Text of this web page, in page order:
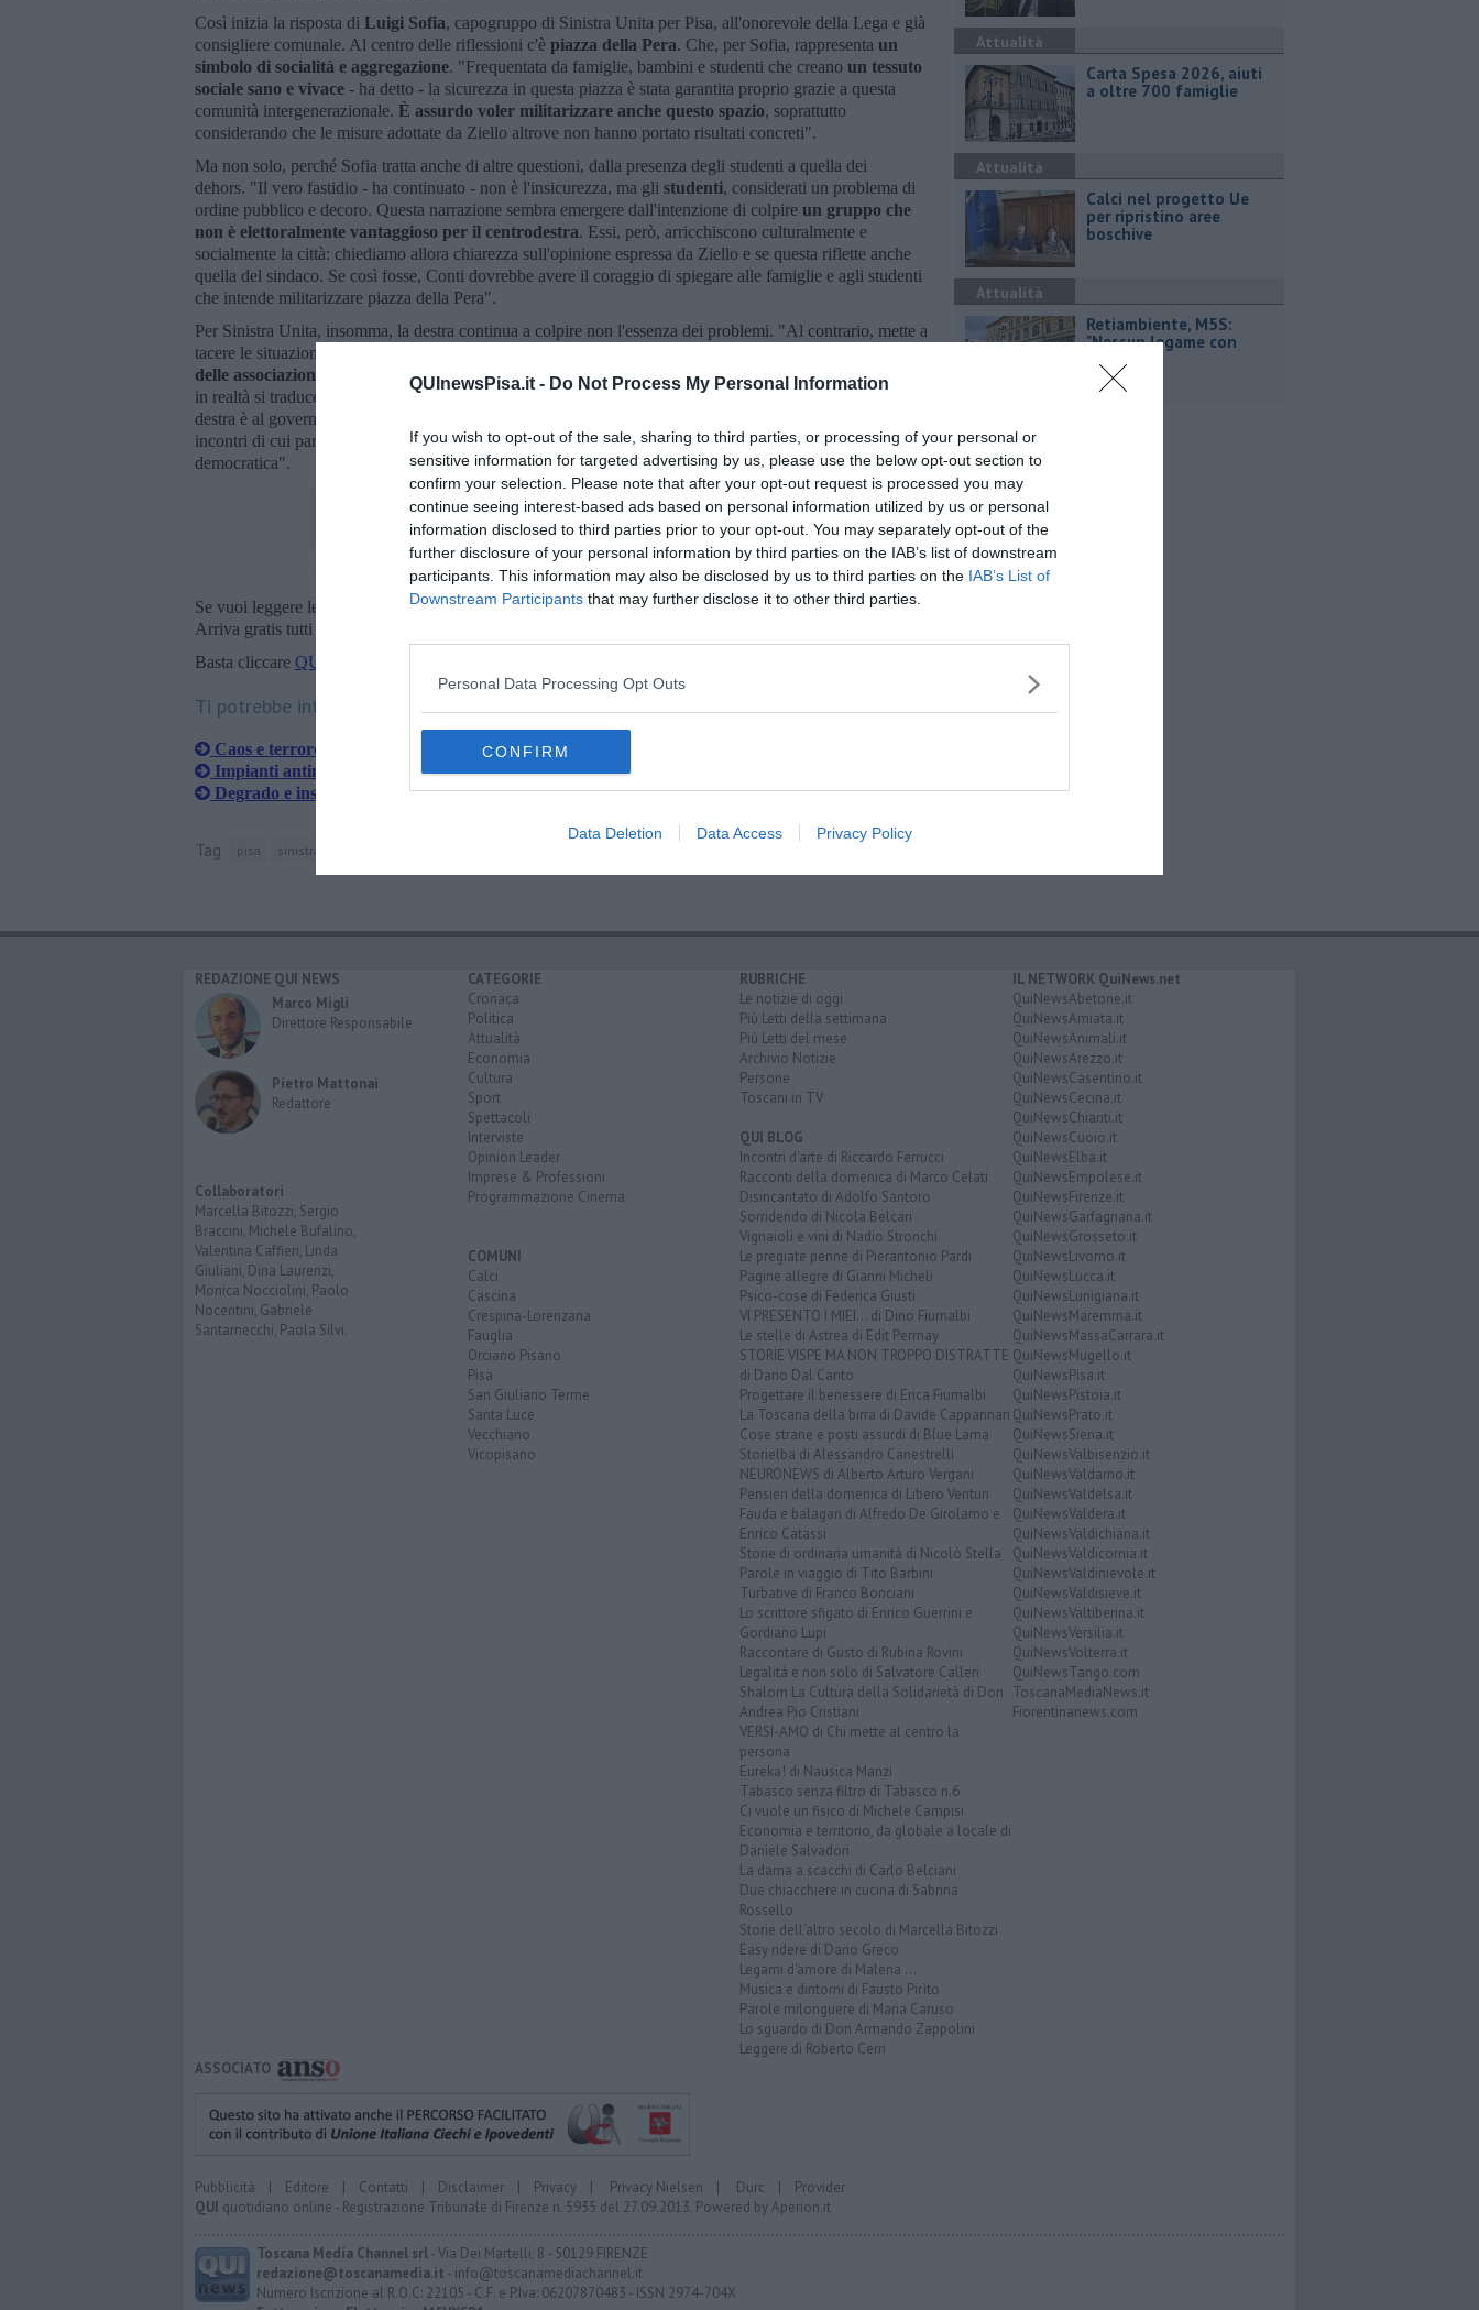
QUInewsPisa.it - Do Not Process My Personal Information
If you wish to opt-out of the sale, sharing to third parties, or processing of your personal or
sensitive information for targeted advertising by us, please use the below opt-out section to
confirm your selection. Please note that after your opt-out request is processed you may
continue seeing interest-based ads based on personal information utilized by us or personal
information disclosed to third parties prior to your opt-out. You may separately opt-out of the
further disclosure of your personal information by third parties on the IAB’s list of downstream
participants. This information may also be disclosed by us to third parties on the IAB’s List of
Downstream Participants that may further disclose it to other third parties.
Personal Data Processing Opt Outs
CONFIRM
Data Deletion Data Access Privacy Policy
Così inizia la risposta di Luigi Sofia, capogruppo di Sinistra Unita per Pisa, all'onorevole della Lega e già
consigliere comunale. Al centro delle riflessioni c'è piazza della Pera. Che, per Sofia, rappresenta un
simbolo di socialità e aggregazione. "Frequentata da famiglie, bambini e studenti che creano un tessuto
sociale sano e vivace - ha detto - la sicurezza in questa piazza è stata garantita proprio grazie a questa
comunità intergenerazionale. È assurdo voler militarizzare anche questo spazio, soprattutto
considerando che le misure adottate da Ziello altrove non hanno portato risultati concreti".
Ma non solo, perché Sofia tratta anche di altre questioni, dalla presenza degli studenti a quella dei
dehors. "Il vero fastidio - ha continuato - non è l'insicurezza, ma gli studenti, considerati un problema di
ordine pubblico e decoro. Questa narrazione sembra emergere dall'intenzione di colpire un gruppo che
non è elettoralmente vantaggioso per il centrodestra. Essi, però, arricchiscono culturalmente e
socialmente la città: chiediamo allora chiarezza sull'opinione espressa da Ziello e se questa riflette anche
quella del sindaco. Se così fosse, Conti dovrebbe avere il coraggio di spiegare alle famiglie e agli studenti
che intende militarizzare piazza della Pera".
Per Sinistra Unita, insomma, la destra continua a colpire non l'essenza dei problemi. "Al contrario, mette a
tacere le situazioni che non sono politicamente affini alla sua ideologia, come avvenuto con il
delle associazioni della Leopolda- ha concluso -questa politica nazionale e locale di pulizia e decoro, che
in realtà si traduce in controllo e azzeramento di esperienze contrarie alla loro visione, è insostenibile. La
destra è al governo non per vendicarsi, ma per amministrare: chiediamo quindi di essere presenti agli
incontri di cui parlano il sindaco e Ziello, ribadendo l'importanza della partecipazione e condivisione
democratica".
Se vuoi leggere le notizie principali della Toscana iscriviti allaNewsletter QUInews - ToscanaMedia.
Arriva gratis tutti i giorni alle 20:00 direttamente nella tua casella di posta.
Basta cliccare QUI
Ti potrebbe interessare anche:
Caos e terrore in centro, "Sembra il far west"
Impianti antintrusione nelle scuole del territorio
Degrado e insicurezza, "Conti intervenga"
Tag pisa sinistra unita
Attualità
Carta Spesa 2026, aiuti
a oltre 700 famiglie
Attualità
Calci nel progetto Ue
per ripristino aree
boschive
Attualità
Retiambiente, M5S:
"Nessun legame con
Giacetti"
REDAZIONE QUI NEWS
Marco Migli
Direttore Responsabile
Pietro Mattonai
Redattore
Collaboratori
Marcella Bitozzi, Sergio
Braccini, Michele Bufalino,
Valentina Caffieri, Linda
Giuliani, Dina Laurenzi,
Monica Nocciolini, Paolo
Nocentini, Gabriele
Santarnecchi, Paola Silvi.
CATEGORIE
Cronaca
Politica
Attualità
Economia
Cultura
Sport
Spettacoli
Interviste
Opinion Leader
Imprese & Professioni
Programmazione Cinema
COMUNI
Calci
Cascina
Crespina-Lorenzana
Fauglia
Orciano Pisano
Pisa
San Giuliano Terme
Santa Luce
Vecchiano
Vicopisano
RUBRICHE
Le notizie di oggi
Più Letti della settimana
Più Letti del mese
Archivio Notizie
Persone
Toscani in TV
QUI BLOG
Incontri d'arte di Riccardo Ferrucci
Racconti della domenica di Marco Celati
Disincantato di Adolfo Santoro
Sorridendo di Nicola Belcari
Vignaioli e vini di Nadio Stronchi
Le pregiate penne di Pierantonio Pardi
Pagine allegre di Gianni Micheli
Psico-cose di Federica Giusti
VI PRESENTO I MIEI... di Dino Fiumalbi
Le stelle di Astrea di Edit Permay
STORIE VISPE MA NON TROPPO DISTRATTE
di Dario Dal Canto
Progettare il benessere di Erica Fiumalbi
La Toscana della birra di Davide Cappannari
Cose strane e posti assurdi di Blue Lama
Storielba di Alessandro Canestrelli
NEURONEWS di Alberto Arturo Vergani
Pensieri della domenica di Libero Venturi
Fauda e balagan di Alfredo De Girolamo e
Enrico Catassi
Storie di ordinaria umanità di Nicolò Stella
Parole in viaggio di Tito Barbini
Turbative di Franco Bonciani
Lo scrittore sfigato di Enrico Guerrini e
Gordiano Lupi
Raccontare di Gusto di Rubina Rovini
Legalità e non solo di Salvatore Calleri
Shalom La Cultura della Solidarietà di Don
Andrea Pio Cristiani
VERSI-AMO di Chi mette al centro la
persona
Eureka! di Nausica Manzi
Tabasco senza filtro di Tabasco n.6
Ci vuole un fisico di Michele Campisi
Economia e territorio, da globale a locale di
Daniele Salvadori
La dama a scacchi di Carlo Belciani
Due chiacchiere in cucina di Sabrina
Rossello
Storie dell'altro secolo di Marcella Bitozzi
Easy ridere di Dario Greco
Legami d'amore di Malena ...
Musica e dintorni di Fausto Pirìto
Parole milonguere di Maria Caruso
Lo sguardo di Don Armando Zappolini
Leggere di Roberto Cerri
IL NETWORK QuiNews.net
QuiNewsAbetone.it
QuiNewsAmiata.it
QuiNewsAnimali.it
QuiNewsArezzo.it
QuiNewsCasentino.it
QuiNewsCecina.it
QuiNewsChianti.it
QuiNewsCuoio.it
QuiNewsElba.it
QuiNewsEmpolese.it
QuiNewsFirenze.it
QuiNewsGarfagnana.it
QuiNewsGrosseto.it
QuiNewsLivorno.it
QuiNewsLucca.it
QuiNewsLunigiana.it
QuiNewsMaremma.it
QuiNewsMassaCarrara.it
QuiNewsMugello.it
QuiNewsPisa.it
QuiNewsPistoia.it
QuiNewsPrato.it
QuiNewsSiena.it
QuiNewsValbisenzio.it
QuiNewsValdarno.it
QuiNewsValdelsa.it
QuiNewsValdera.it
QuiNewsValdichiana.it
QuiNewsValdicornia.it
QuiNewsValdinievole.it
QuiNewsValdisieve.it
QuiNewsValtiberina.it
QuiNewsVersilia.it
QuiNewsVolterra.it
QuiNewsTango.com
ToscanaMediaNews.it
Fiorentinanews.com
ASSOCIATO
Pubblicità | Editore | Contatti | Disclaimer | Privacy | Privacy Nielsen | Durc | Provider
QUI quotidiano online - Registrazione Tribunale di Firenze n. 5935 del 27.09.2013. Powered byAperion.it
Toscana Media Channel srl- Via Dei Martelli, 8 - 50129 FIRENZE
redazione@toscanamedia.it - info@toscanamediachannel.it
Numero Iscrizione al R.O.C: 22105 - C.F. e P.Iva: 06207870483 - ISSN 2974-704X